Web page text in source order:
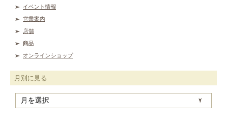
イベント情報
営業案内
店舗
商品
オンラインショップ
月別に見る